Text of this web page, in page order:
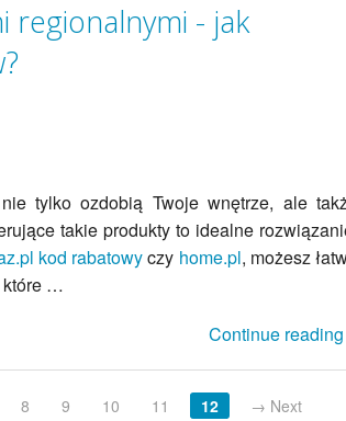
regionalnymi - jak
tylko ozdobią Twoje wnętrze, ale
takie produkty to idealne
kod rabatowyczy home.pl, możesz
które …
Continue
8 9 10 11 12 → Next